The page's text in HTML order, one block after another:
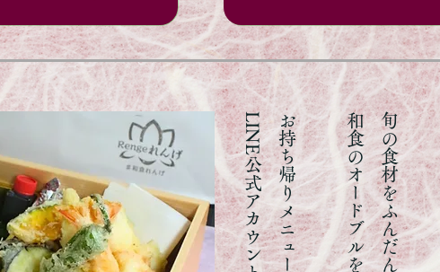
和食のオードブルを